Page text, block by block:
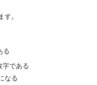
。
る
字である
なる